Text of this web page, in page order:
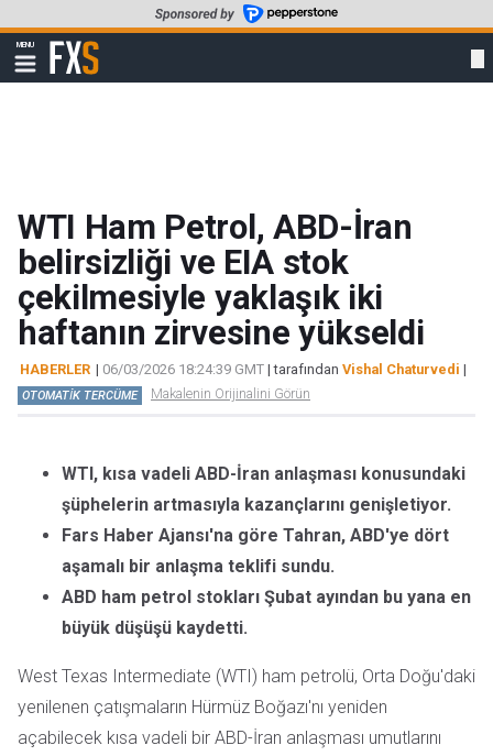
to
main
content
MENU
Show
navigation
FXStreet
WTI Ham Petrol, ABD-İran
belirsizliği ve EIA stok
çekilmesiyle yaklaşık iki
haftanın zirvesine yükseldi
HABERLER | 06/03/2026 18:24:39 GMT | tarafından Vishal Chaturvedi |
OTOMATİK TERCÜME Makalenin Orijinalini Görün
WTI, kısa vadeli ABD-İran anlaşması konusundaki
şüphelerin artmasıyla kazançlarını genişletiyor.
Fars Haber Ajansı'na göre Tahran, ABD'ye dört
aşamalı bir anlaşma teklifi sundu.
ABD ham petrol stokları Şubat ayından bu yana en
büyük düşüşü kaydetti.
West Texas Intermediate (WTI) ham petrolü, Orta Doğu'daki
yenilenen çatışmaların Hürmüz Boğazı'nı yeniden
açabilecek kısa vadeli bir ABD-İran anlaşması umutlarını